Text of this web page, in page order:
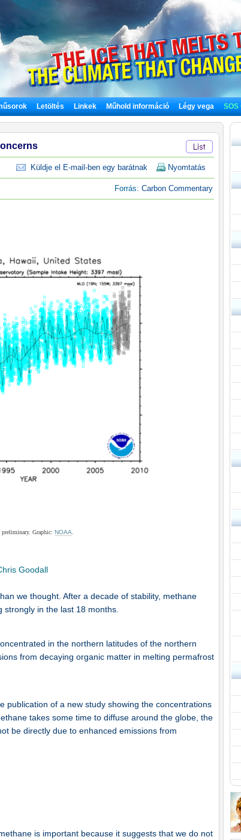
Letöltés Linkek Műhold információ Légy vega SOS
Küldje el E-mail-ben egy barátnak Nyomtatás
Forrás: Carbon Commentary
preliminary. Graphic: NOAA
Goodall
we thought. After a decade of stability, methane
in the last 18 months.
in the northern latitudes of the northern
from decaying organic matter in melting permafrost
publication of a new study showing the concentrations
takes some time to diffuse around the globe, the
be directly due to enhanced emissions from
is important because it suggests that we do not